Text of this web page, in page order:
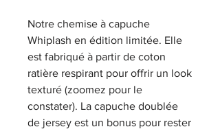
Notre chemise à capuche
Whiplash en édition limitée. Elle
est fabriqué à partir de coton
ratière respirant pour offrir un look
texturé (zoomez pour le
constater). La capuche doublée
de jersey est un bonus pour rester